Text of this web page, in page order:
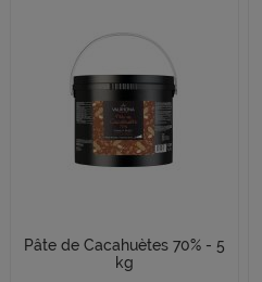
Pâte de Cacahuètes 70% - 5
kg